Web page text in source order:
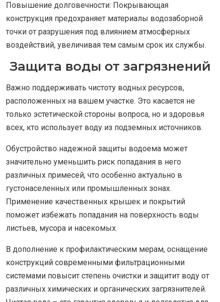
Повышение долговечности: Покрывающая
конструкция предохраняет материалы водозаборной
точки от разрушения под влиянием атмосферных
воздействий, увеличивая тем самым срок их службы.
Защита воды от загрязнений
Важно поддерживать чистоту водных ресурсов,
расположенных на вашем участке. Это касается не
только эстетической стороны вопроса, но и здоровья
всех, кто использует воду из подземных источников.
Обустройство надежной защиты водоема может
значительно уменьшить риск попадания в него
различных примесей, что особенно актуально в
густонаселенных или промышленных зонах.
Применение качественных крышек и покрытий
поможет избежать попадания на поверхность воды
листьев, мусора и насекомых.
В дополнение к профилактическим мерам, оснащение
конструкций современными фильтрационными
системами повысит степень очистки и защитит воду от
различных химических и органических загрязнителей.